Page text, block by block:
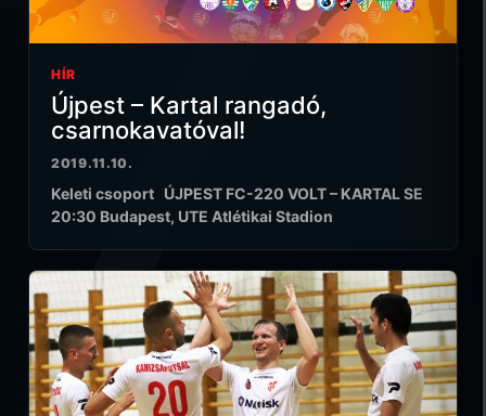
HÍR
Újpest – Kartal rangadó,
csarnokavatóval!
2019.11.10.
Keleti csoport ÚJPEST FC-220 VOLT – KARTAL SE
20:30 Budapest, UTE Atlétikai Stadion